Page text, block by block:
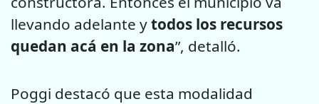
llevando adelante ytodos los recursos
quedan acá en la zona”, detalló.
Poggi destacó que esta modalidad